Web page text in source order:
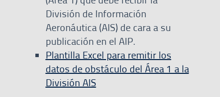
División de Información
Aeronáutica (AIS) de cara a su
publicación en el AIP.
Plantilla Excel para remitir los
datos de obstáculo del Área 1 a la
División AIS